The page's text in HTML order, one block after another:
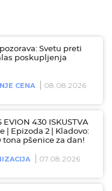
Svetu preti
poskupljenja
CENA 08.08.2026
EVION 430 ISKUSTVA
| Epizoda 2 | Kladovo:
tona pšenice za dan!
07.08.2026